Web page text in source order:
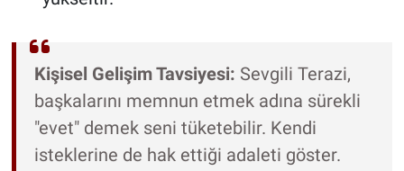
Kişisel Gelişim Tavsiyesi: Sevgili Terazi,
başkalarını memnun etmek adına sürekli
"evet" demek seni tüketebilir. Kendi
isteklerine de hak ettiği adaleti göster.